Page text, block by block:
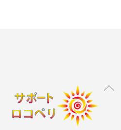
Back